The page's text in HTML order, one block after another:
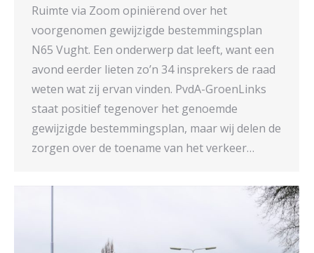
Ruimte via Zoom opiniërend over het
voorgenomen gewijzigde bestemmingsplan
N65 Vught. Een onderwerp dat leeft, want een
avond eerder lieten zo’n 34 insprekers de raad
weten wat zij ervan vinden. PvdA-GroenLinks
staat positief tegenover het genoemde
gewijzigde bestemmingsplan, maar wij delen de
zorgen over de toename van het verkeer…